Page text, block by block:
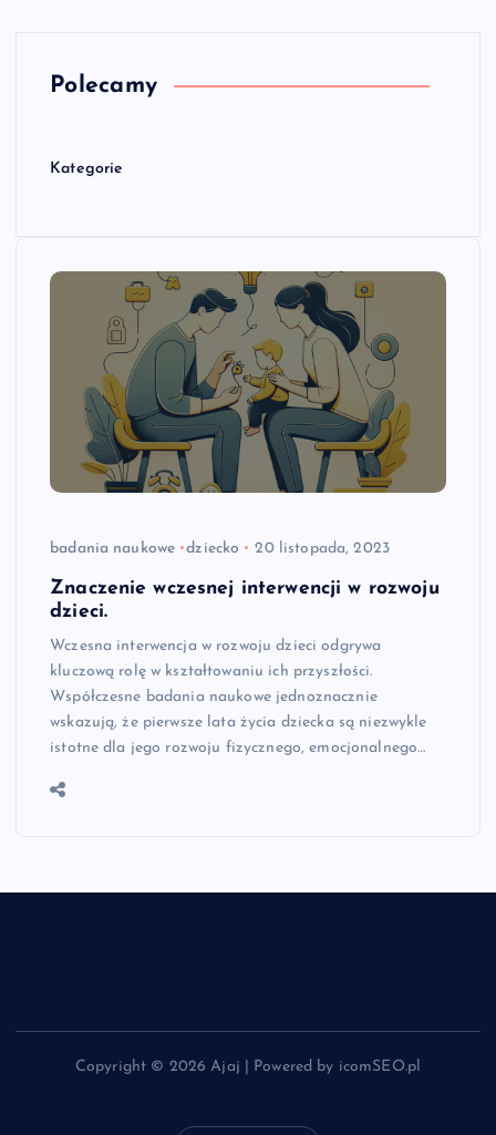
Polecamy
Kategorie
badania naukowe dziecko 20 listopada, 2023
Znaczenie wczesnej interwencji w rozwoju
dzieci.
Wczesna interwencja w rozwoju dzieci odgrywa
kluczową rolę w kształtowaniu ich przyszłości.
Współczesne badania naukowe jednoznacznie
wskazują, że pierwsze lata życia dziecka są niezwykle
istotne dla jego rozwoju fizycznego, emocjonalnego…
Copyright © 2026 Ajaj | Powered by icomSEO.pl